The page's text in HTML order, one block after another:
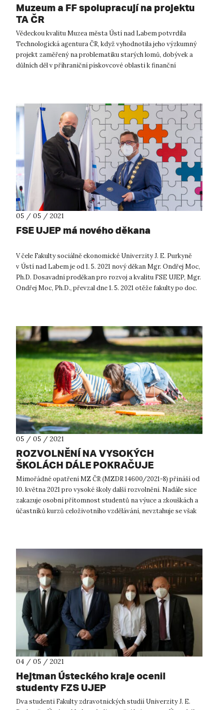
Muzeum a FF spolupracují na projektu
TA ČR
Vědeckou kvalitu Muzea města Ústí nad Labem potvrdila
Technologická agentura ČR, když vyhodnotila jeho výzkumný
projekt zaměřený na problematiku starých lomů, dobývek a
důlních děl v příhraniční pískovcové oblasti k finanční
05 / 05 / 2021
FSE UJEP má nového děkana
V čele Fakulty sociálně ekonomické Univerzity J. E. Purkyně
v Ústí nad Labem je od 1. 5. 2021 nový děkan Mgr. Ondřej Moc,
Ph.D. Dosavadní proděkan pro rozvoj a kvalitu FSE UJEP, Mgr.
Ondřej Moc, Ph.D., převzal dne 1. 5. 2021 otěže fakulty po doc.
05 / 05 / 2021
ROZVOLNĚNÍ NA VYSOKÝCH
ŠKOLÁCH DÁLE POKRAČUJE
Mimořádné opatření MZ ČR (MZDR 14600/2021-8) přináší od
10. května 2021 pro vysoké školy další rozvolnění. Nadále sice
zakazuje osobní přítomnost studentů na výuce a zkouškách a
účastníků kurzů celoživotního vzdělávání, nevztahuje se však
04 / 05 / 2021
Hejtman Ústeckého kraje ocenil
studenty FZS UJEP
Dva studenti Fakulty zdravotnických studií Univerzity J. E.